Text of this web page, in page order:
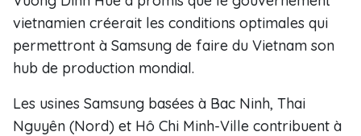
vietnamien créerait les conditions optimales qui
permettront à Samsung de faire du Vietnam son
hub de production mondial.
Les usines Samsung basées à Bac Ninh, Thai
Nguyên (Nord) et Hô Chi Minh-Ville contribuent à